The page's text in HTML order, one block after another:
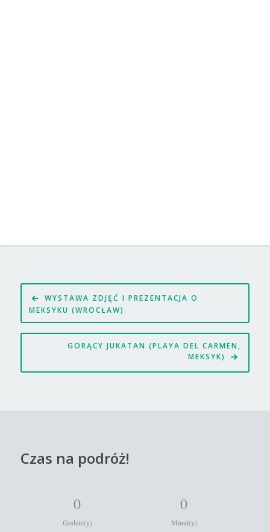
Nawigacja
wpisu
WYSTAWA ZDJĘĆ I PREZENTACJA O
MEKSYKU (WROCŁAW)
GORĄCY JUKATAN (PLAYA DEL CARMEN,
MEKSYK)
Czas na podróż!
0
Godzin(y)
0
Minut(y)